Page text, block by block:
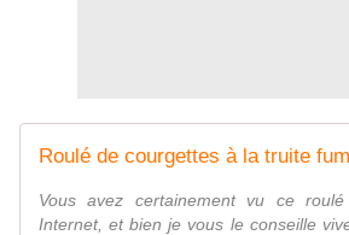
Vous avez certainement vu ce
Internet, et bien je vous le conseille